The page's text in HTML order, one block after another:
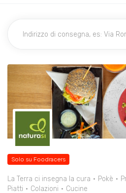
Solo su Foodracers
La Terra ci insegna la cura Pokè
Piatti
Colazioni
Cucine